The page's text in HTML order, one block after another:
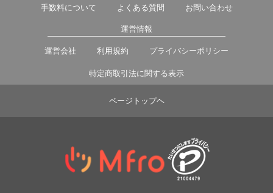
手数料について よくある質問 お問い合わせ
運営情報
運営会社 利用規約 プライバシーポリシー
特定商取引法に関する表示
ページトップヘ